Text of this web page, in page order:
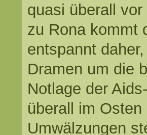
quasi überall
zu Rona kommt
entspannt
Dramen um die
Notlage der
überall im
Umwälzungen